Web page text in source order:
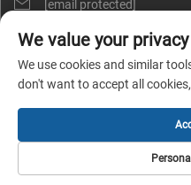
[email protected]
RM 602, NO. 1509,
Copyright © Shunnai Belting
Zásady
DOMOVSKÁ
We value your privacy
We use cookies and similar
don't want to accept all